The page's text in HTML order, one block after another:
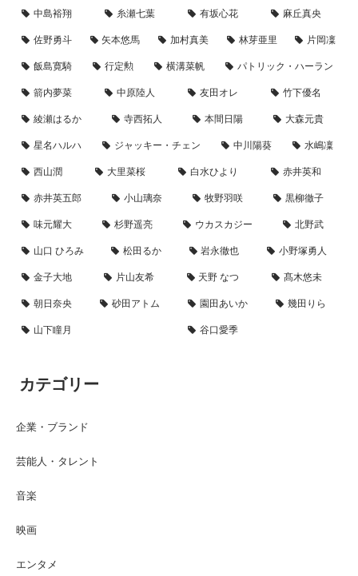
中島裕翔
糸瀬七葉 有坂心花
麻丘真央
佐野勇斗
矢本悠馬 加村真美 林芽亜里
片岡凜
飯島寛騎
行定勲 横溝菜帆
パトリック・ハーラン
箭内夢菜
中原陸人 友田オレ
竹下優名
綾瀬はるか
寺西拓人 本間日陽
大森元貴
星名ハルハ
ジャッキー・チェン 中川陽葵
水嶋凜
西山潤
大里菜桜 白水ひより
赤井英和
赤井英五郎
小山璃奈 牧野羽咲
黒柳徹子
味元耀大
杉野遥亮 ウカスカジー
北野武
山口 ひろみ
松田るか 岩永徹也
小野塚勇人
金子大地
片山友希 天野 なつ
髙木悠未
朝日奈央
砂田アトム 園田あいか
幾田りら
山下瞳月
谷口愛季
カテゴリー
企業・ブランド
芸能人・タレント
音楽
映画
エンタメ